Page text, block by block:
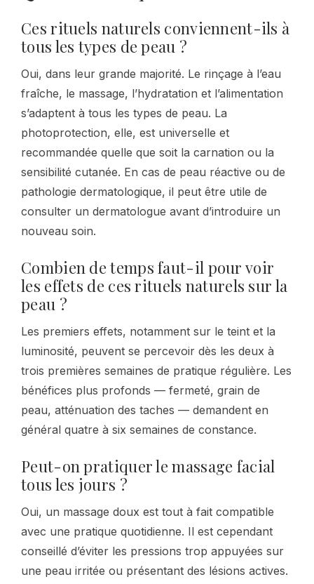
Ces rituels naturels conviennent-ils à
tous les types de peau ?
Oui, dans leur grande majorité. Le rinçage à l’eau
fraîche, le massage, l’hydratation et l’alimentation
s’adaptent à tous les types de peau. La
photoprotection, elle, est universelle et
recommandée quelle que soit la carnation ou la
sensibilité cutanée. En cas de peau réactive ou de
pathologie dermatologique, il peut être utile de
consulter un dermatologue avant d’introduire un
nouveau soin.
Combien de temps faut-il pour voir
les effets de ces rituels naturels sur la
peau ?
Les premiers effets, notamment sur le teint et la
luminosité, peuvent se percevoir dès les deux à
trois premières semaines de pratique régulière. Les
bénéfices plus profonds — fermeté, grain de
peau, atténuation des taches — demandent en
général quatre à six semaines de constance.
Peut-on pratiquer le massage facial
tous les jours ?
Oui, un massage doux est tout à fait compatible
avec une pratique quotidienne. Il est cependant
conseillé d’éviter les pressions trop appuyées sur
une peau irritée ou présentant des lésions actives.